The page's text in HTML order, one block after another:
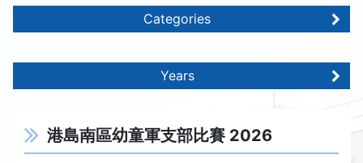
Categories
Years
港島南區幼童軍支部比賽 2026